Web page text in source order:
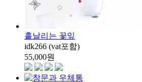
흩날리는 꽃잎
idk266 (vat포함)
55,000원